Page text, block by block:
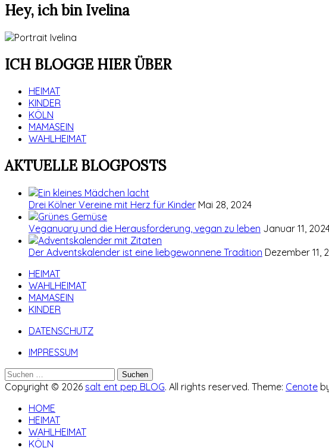
Hey, ich bin Ivelina
ICH BLOGGE HIER ÜBER
HEIMAT
KINDER
KÖLN
MAMASEIN
WAHLHEIMAT
AKTUELLE BLOGPOSTS
Drei Kölner Vereine mit Herz für Kinder Mai 28, 2024
Veganuary und die Herausforderung, vegan zu leben Januar 11,
Der Adventskalender ist eine liebgewonnene Tradition Dezember 11,
HEIMAT
WAHLHEIMAT
MAMASEIN
KINDER
DATENSCHUTZ
IMPRESSUM
Suchen
nach:
Copyright © 2026 salt ent pep BLOG. All rights reserved. Theme: Cenote
HOME
HEIMAT
WAHLHEIMAT
KÖLN